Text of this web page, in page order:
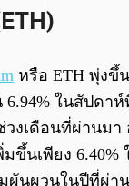
หรือ ETH พุ่งขึ้
6.94% ในสัปดา
วงเดือนที่ผ่านม
ขึ้นเพียง 6.40%
ผันผวนในปีที่ผ่า